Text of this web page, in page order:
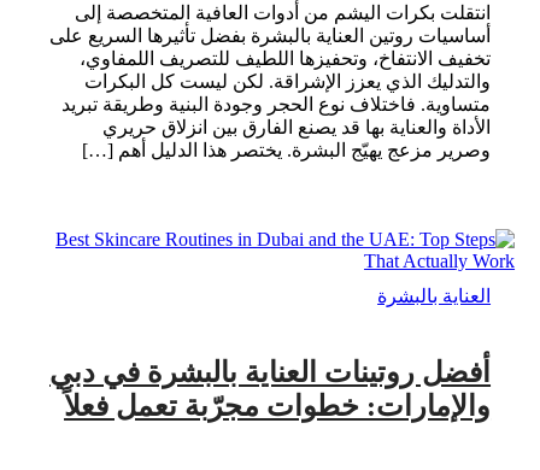
انتقلت بكرات اليشم من أدوات العافية المتخصصة إلى
أساسيات روتين العناية بالبشرة بفضل تأثيرها السريع على
تخفيف الانتفاخ، وتحفيزها اللطيف للتصريف اللمفاوي،
والتدليك الذي يعزز الإشراقة. لكن ليست كل البكرات
متساوية. فاختلاف نوع الحجر وجودة البنية وطريقة تبريد
الأداة والعناية بها قد يصنع الفارق بين انزلاق حريري
وصرير مزعج يهيّج البشرة. يختصر هذا الدليل أهم […]
العناية بالبشرة
أفضل روتينات العناية بالبشرة في دبي
والإمارات: خطوات مجرّبة تعمل فعلاً